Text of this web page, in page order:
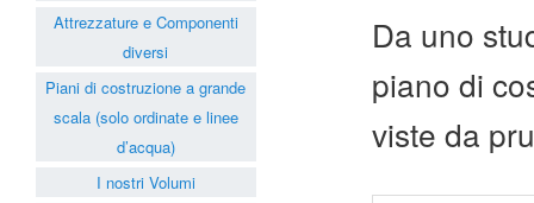
Da uno
piano di
viste da
Attrezzature e Componenti
diversi
Piani di costruzione a grande
scala (solo ordinate e linee
d’acqua)
I nostri Volumi